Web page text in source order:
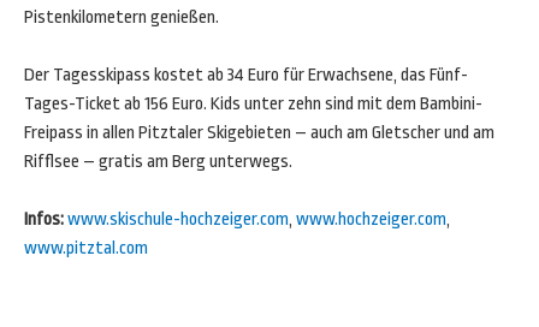
Pistenkilometern genießen.
Der Tagesskipass kostet ab 34 Euro für Erwachsene, das Fünf-
Tages-Ticket ab 156 Euro. Kids unter zehn sind mit dem Bambini-
Freipass in allen Pitztaler Skigebieten – auch am Gletscher und am
Rifflsee – gratis am Berg unterwegs.
Infos:www.skischule-hochzeiger.com, www.hochzeiger.com,
www.pitztal.com